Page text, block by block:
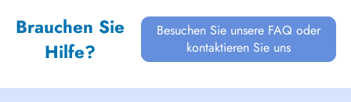
Brauchen Sie
Hilfe?
Besuchen Sie unsere FAQ oder
kontaktieren Sie uns